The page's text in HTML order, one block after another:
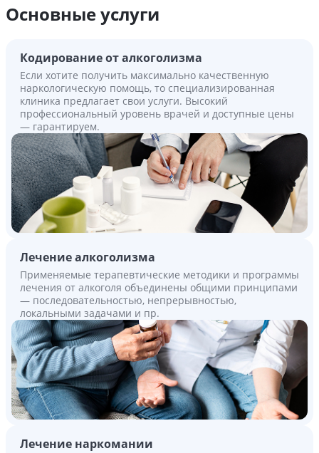
Основные услуги
Кодирование от алкоголизма
Если хотите получить максимально качественную
наркологическую помощь, то специализированная
клиника предлагает свои услуги. Высокий
профессиональный уровень врачей и доступные цены
— гарантируем.
Лечение алкоголизма
Применяемые терапевтические методики и программы
лечения от алкоголя объединены общими принципами
— последовательностью, непрерывностью,
локальными задачами и пр.
Лечение наркомании